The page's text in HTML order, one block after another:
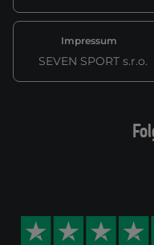
Impressum
SEVEN SPORT s.r.o.